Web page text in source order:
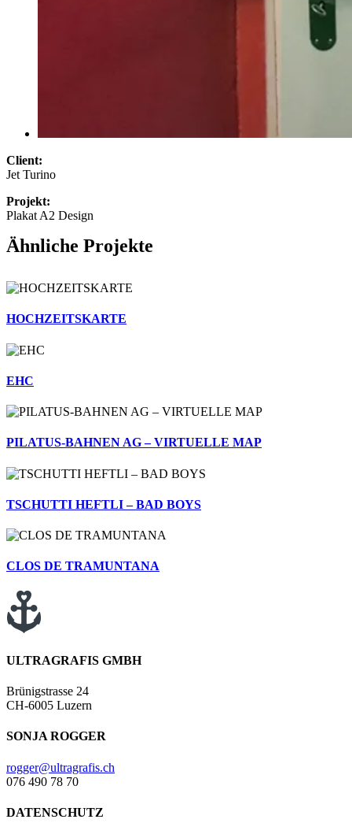
Client:
Jet Turino
Projekt:
Plakat A2 Design
Ähnliche Projekte
HOCHZEITSKARTE
EHC
PILATUS-BAHNEN AG – VIRTUELLE MAP
TSCHUTTI HEFTLI – BAD BOYS
CLOS DE TRAMUNTANA
ULTRAGRAFIS GMBH
Brünigstrasse 24
CH-6005 Luzern
SONJA ROGGER
rogger@ultragrafis.ch
076 490 78 70
DATENSCHUTZ